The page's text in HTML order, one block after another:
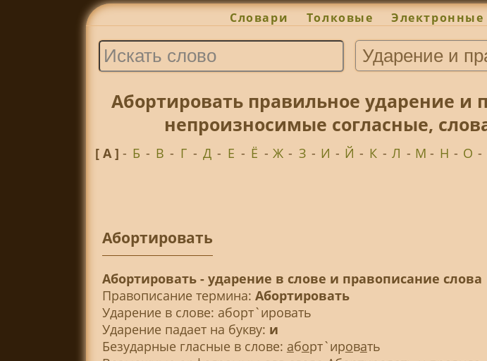
Словари Толковые Электронные
Абортировать правильное ударение и
непроизносимые согласные,
[ А ] - Б - В - Г - Д - Е - Ё - Ж - З - И - Й - К - Л - М - Н - О -
Абортировать
Абортировать - ударение в слове и правописание слова
Правописание термина: Абортировать
Ударение в слове: аборт`ировать
Ударение падает на букву: и
Безударные гласные в слове: аборт`ировать